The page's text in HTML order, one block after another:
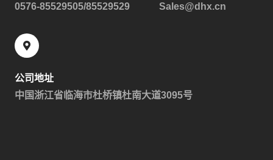
0576-85529505/85529529
Sales@dhx.cn
公司地址
中国浙江省临海市杜桥镇杜南大道3095号